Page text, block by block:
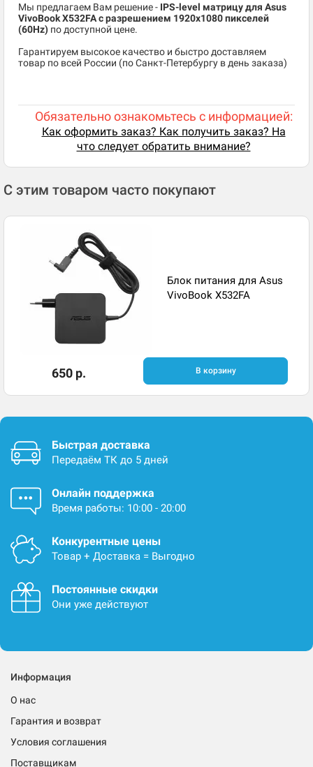
Мы предлагаем Вам решение - IPS-level матрицу для Asus
VivoBook X532FAc разрешением 1920x1080 пикселей
(60Hz) по доступной цене.
Гарантируем высокое качество и быстро доставляем
товар по всей России (по Санкт-Петербургу в день заказа)
Обязательно ознакомьтесь с информацией:
Как оформить заказ? Как получить заказ? На
что следует обратить внимание?
С этим товаром часто покупают
Блок питания для Asus
VivoBook X532FA
650 р. В корзину
Быстрая доставка
Передаём ТК до 5 дней
Онлайн поддержка
Время работы: 10:00 - 20:00
Конкурентные цены
Товар + Доставка = Выгодно
Постоянные скидки
Они уже действуют
Информация
О нас
Гарантия и возврат
Условия соглашения
Поставщикам